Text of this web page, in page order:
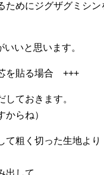
ためにジグザグミシン
いと思います。
を貼る場合 +++
しておきます。
からね）
て粗く切った生地より